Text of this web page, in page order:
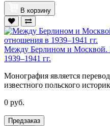
В корзину
Между Берлином и Москвой.
1939–1941 гг.
Монография является
известного польского
0 руб.
Предзаказ